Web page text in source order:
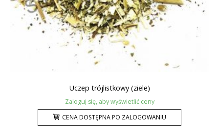
Uczep trójlistkowy (ziele)
Zaloguj się, aby wyświetlić ceny
CENA DOSTĘPNA PO ZALOGOWANIU